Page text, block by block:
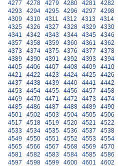
4277
4278 4279 4280 4281 4282
4293
4294 4295 4296 4297 4298
4309
4310 4311 4312 4313 4314
4325
4326 4327 4328 4329 4330
4341
4342 4343 4344 4345 4346
4357
4358 4359 4360 4361 4362
4373
4374 4375 4376 4377 4378
4389
4390 4391 4392 4393 4394
4405
4406 4407 4408 4409 4410
4421
4422 4423 4424 4425 4426
4437
4438 4439 4440 4441 4442
4453
4454 4455 4456 4457 4458
4469
4470 4471 4472 4473 4474
4485
4486 4487 4488 4489 4490
4501
4502 4503 4504 4505 4506
4517
4518 4519 4520 4521 4522
4533
4534 4535 4536 4537 4538
4549
4550 4551 4552 4553 4554
4565
4566 4567 4568 4569 4570
4581
4582 4583 4584 4585 4586
4597
4598 4599 4600 4601 4602